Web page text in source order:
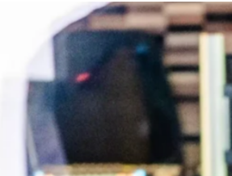
arrow_back_ios_new
share